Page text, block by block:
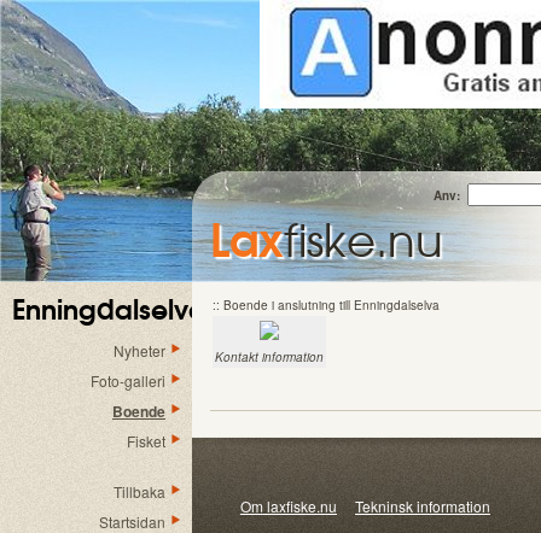
Enningdalselva
Nyheter
Foto-galleri
Boende
Fisket
Tillbaka
Startsidan
Anv:
Laxfiske.nu
:: Boende i anslutning till Enningdalselva
Kontakt information
Om laxfiske.nu Tekninsk information